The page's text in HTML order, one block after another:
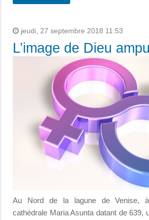
jeudi, 27 septembre 2018 11:53
L’image de Dieu
Au Nord de la lagune de Venise,
cathédrale Maria Asunta datant de 639,